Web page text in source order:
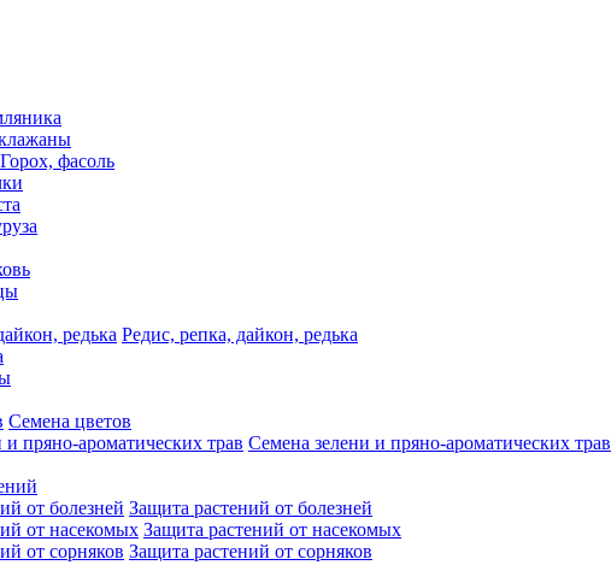
Горох, фасоль
Редис, репка, дайкон, редька
Семена цветов
Семена зелени и пряно-ароматических трав
Защита растений от болезней
Защита растений от насекомых
Защита растений от сорняков